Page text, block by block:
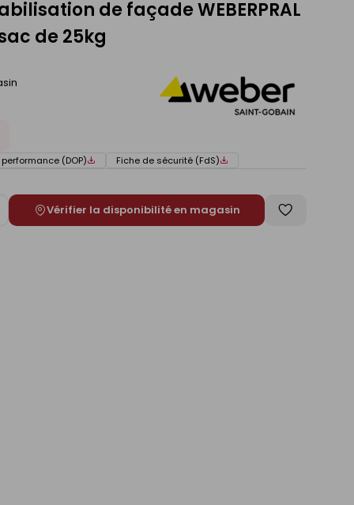
de façade WEBERPRAL
de 25kg
(DOP) Fiche de sécurité (FdS)
Vérifier la disponibilité en magasin
Enregistrer